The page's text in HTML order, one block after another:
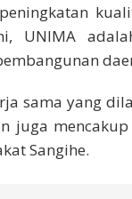
UNIMA
sama yang
juga
Sangihe.